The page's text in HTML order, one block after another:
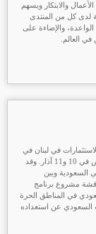
والابتكار ويسهم
كل من المنتدى
والإضاءة على
في العالم.
في لبنان في
اجتماع اللجنة السعودية – اللبنانية المشتركة التي انعقدت في الرياض في 10 و11 آذار. وقد
السعودية وبين
مشروع برنامج
في المناطق الحرة
السعودي عن استعداده